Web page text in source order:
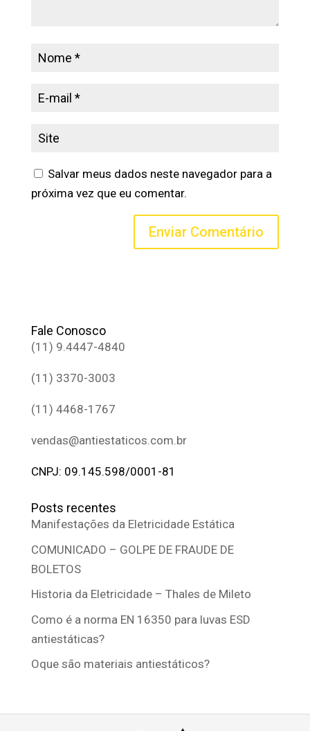
Salvar meus dados neste navegador para a
próxima vez que eu comentar.
Fale Conosco
(11) 9.4447-4840
(11) 3370-3003
(11) 4468-1767
vendas@antiestaticos.com.br
CNPJ: 09.145.598/0001-81
Posts recentes
Manifestações da Eletricidade Estática
COMUNICADO – GOLPE DE FRAUDE DE
BOLETOS
Historia da Eletricidade – Thales de Mileto
Como é a norma EN 16350 para luvas ESD
antiestáticas?
Oque são materiais antiestáticos?